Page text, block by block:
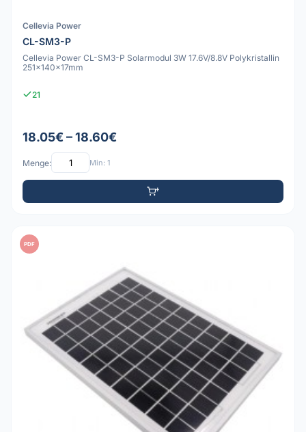
Cellevia Power
CL-SM3-P
Cellevia Power CL-SM3-P Solarmodul 3W 17.6V/8.8V Polykristallin
251x140x17mm
21
18.05€ – 18.60€
Menge: Min: 1
PDF